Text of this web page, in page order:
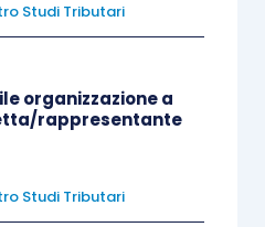
Studi Tributari
organizzazione a
rappresentante
Studi Tributari